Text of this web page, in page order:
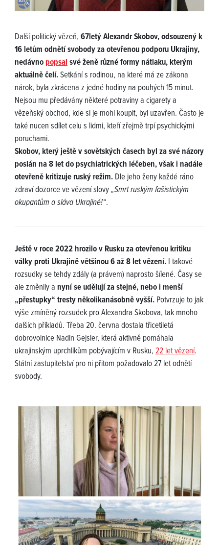
Další politický vězeň, 67letý Alexandr Skobov, odsouzený k
16 letům odnětí svobody za otevřenou podporu Ukrajiny,
nedávno popsalsvé ženě různé formy nátlaku, kterým
aktuálně čelí.Setkání s rodinou, na které má ze zákona
nárok, byla zkrácena z jedné hodiny na pouhých 15 minut.
Nejsou mu předávány některé potraviny a cigarety a
vězeňský obchod, kde si je mohl koupit, byl uzavřen. Často je
také nucen sdílet celu s lidmi, kteří zřejmě trpí psychickými
poruchami.
Skobov, který ještě v sovětských časech byl za své názory
poslán na 8 let do psychiatrických léčeben, však i nadále
otevřeně kritizuje ruský režim. Dle jeho ženy každé ráno
zdraví dozorce ve vězení slovy„Smrt ruským fašistickým
okupantům a sláva Ukrajině!“.
Ještě v roce 2022 hrozilo v Rusku za otevřenou kritiku
války proti Ukrajině většinou 6 až 8 let vězení. I takové
rozsudky se tehdy zdály (a právem) naprosto šílené. Časy se
ale změnily a nyní se udělují za stejné, nebo i menší
„přestupky“ tresty několikanásobně vyšší. Potvrzuje to jak
výše zmíněný rozsudek pro Alexandra Skobova, tak mnoho
dalších příkladů. Třeba 20. června dostala třicetiletá
dobrovolnice Nadin Gejsler, která aktivně pomáhala
ukrajinským uprchlíkům pobývajícím v Rusku, 22 let vězení.
Státní zastupitelství pro ni přitom požadovalo 27 let odnětí
svobody.